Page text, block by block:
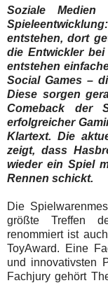
Soziale
entstehen, dort
die Entwickler
entstehen
Social Games –
Diese sorgen
Comeback der
erfolgreicher
Klartext. Die
zeigt, dass
wieder ein Spiel
Rennen schickt.
Die
größte Treffen
renommiert ist
ToyAward. Eine
und innovativsten
Fachjury gehört